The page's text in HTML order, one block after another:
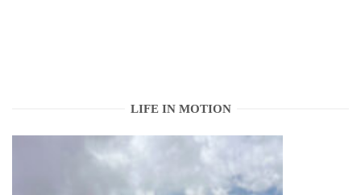
LIFE IN MOTION